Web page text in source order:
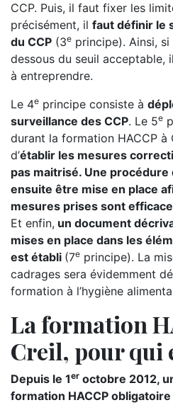
CCP. Puis, il faut fixer les
précisément, il faut définir le
du CCP (3e principe). Ainsi,
dessous du seuil acceptable,
à entreprendre.
Le 4e principe consiste à
surveillance des CCP. Le 5e
durant la formation HACCP à
d’établir les mesures
pas maitrisé. Une
ensuite être mise en place
mesures prises sont
Et enfin, un document
mises en place dans les
est établi (7e principe). La
cadrages sera évidemment
formation à l’hygiène
La formation
Creil, pour qui
Depuis le 1er octobre 2012,
formation HACCP obligatoire